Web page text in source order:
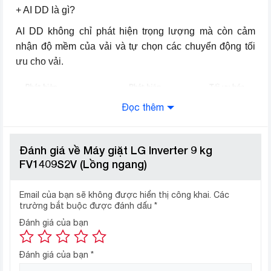
Năm sản xuất
Thương hiệu (lọc) LG
+ AI DD là gì?
AI DD không chỉ phát hiện trọng lượng mà còn cảm
nhận độ mềm của vải và tự chọn các chuyển động tối
ưu cho vải.
Đọc thêm
Đánh giá về Máy giặt LG Inverter 9 kg
FV1409S2V (Lồng ngang)
Email của bạn sẽ không được hiển thị công khai. Các
trường bắt buộc được đánh dấu *
Đánh giá của bạn
Đánh giá của bạn *